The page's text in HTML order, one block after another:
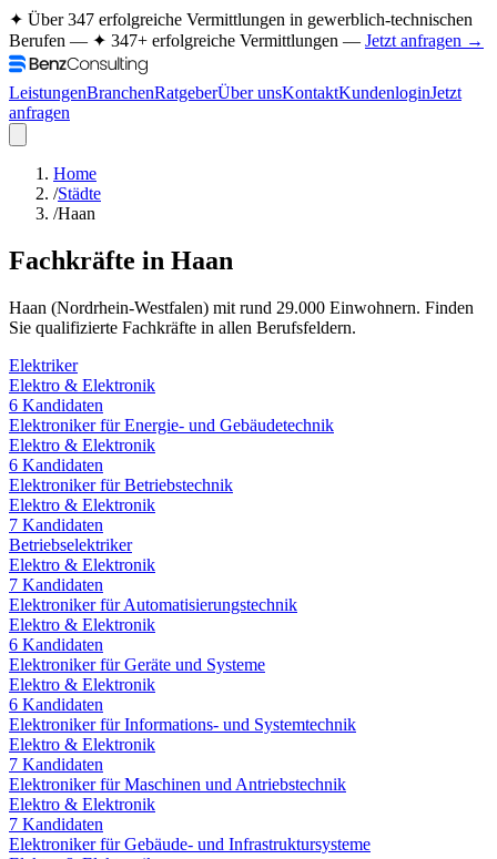
✦ Über 347 erfolgreiche Vermittlungen in gewerblich-technischen
Berufen — ✦ 347+ erfolgreiche Vermittlungen — Jetzt anfragen →
LeistungenBranchenRatgeberÜber unsKontaktKundenloginJetzt
anfragen
Home
/Städte
/Haan
Fachkräfte in Haan
Haan (Nordrhein-Westfalen) mit rund 29.000 Einwohnern. Finden
Sie qualifizierte Fachkräfte in allen Berufsfeldern.
Elektriker
Elektro & Elektronik
6 Kandidaten
Elektroniker für Energie- und Gebäudetechnik
Elektro & Elektronik
6 Kandidaten
Elektroniker für Betriebstechnik
Elektro & Elektronik
7 Kandidaten
Betriebselektriker
Elektro & Elektronik
7 Kandidaten
Elektroniker für Automatisierungstechnik
Elektro & Elektronik
6 Kandidaten
Elektroniker für Geräte und Systeme
Elektro & Elektronik
6 Kandidaten
Elektroniker für Informations- und Systemtechnik
Elektro & Elektronik
7 Kandidaten
Elektroniker für Maschinen und Antriebstechnik
Elektro & Elektronik
7 Kandidaten
Elektroniker für Gebäude- und Infrastruktursysteme